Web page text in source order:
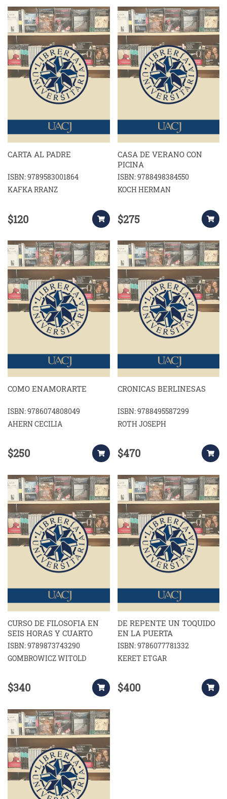
CARTA AL PADRE
ISBN: 9789583001864
KAFKA RRANZ
$120
CASA DE VERANO CON
PICINA
ISBN: 9788498384550
KOCH HERMAN
$275
COMO ENAMORARTE
ISBN: 9786074808049
AHERN CECILIA
$250
CRONICAS BERLINESAS
ISBN: 9788495587299
ROTH JOSEPH
$470
CURSO DE FILOSOFIA EN
SEIS HORAS Y CUARTO
ISBN: 9789873743290
GOMBROWICZ WITOLD
$340
DE REPENTE UN TOQUIDO
EN LA PUERTA
ISBN: 9786077781332
KERET ETGAR
$400